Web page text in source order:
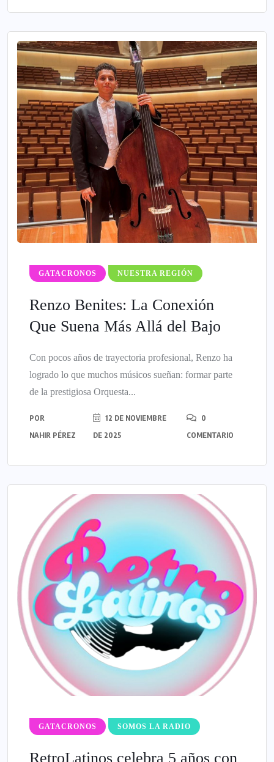
GATACRONOS NUESTRA REGIÓN
Renzo Benites: La Conexión
Que Suena Más Allá del Bajo
Con pocos años de trayectoria profesional, Renzo ha
logrado lo que muchos músicos sueñan: formar parte
de la prestigiosa Orquesta...
POR
NAHIR PÉREZ
12 DE NOVIEMBRE
DE 2025
0
COMENTARIO
GATACRONOS SOMOS LA RADIO
​RetroLatinos celebra 5 años con